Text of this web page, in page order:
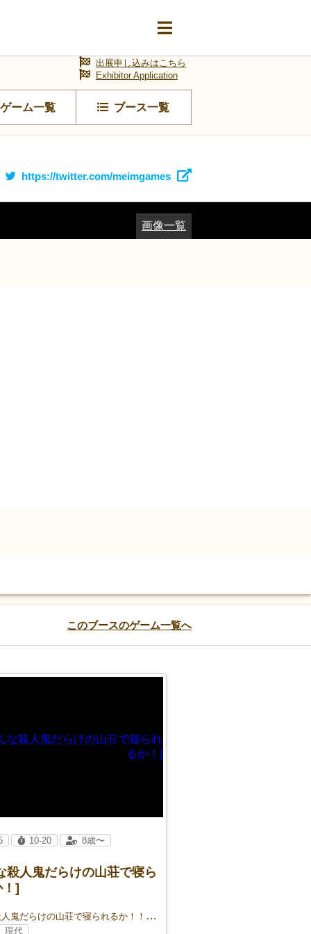
ゲーム一覧 ブース一覧
出展申し込みはこちら
Exhibitor Application
https://twitter.com/meimgames
画像一覧
このブースのゲーム一覧へ
殺人鬼だらけの山荘で寝ら
]
こんな殺人鬼だらけの山荘で寝られるか！！！！！！
10-20 8歳〜
現代